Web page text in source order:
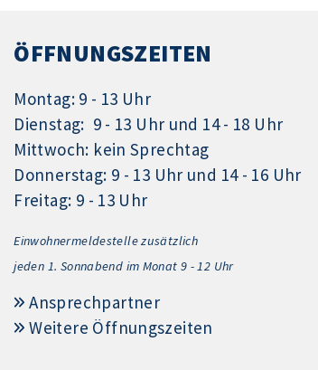
ÖFFNUNGSZEITEN
Montag: 9 - 13 Uhr
Dienstag: 9 - 13 Uhr und 14 - 18 Uhr
Mittwoch: kein Sprechtag
Donnerstag: 9 - 13 Uhr und 14 - 16 Uhr
Freitag: 9 - 13 Uhr
Einwohnermeldestelle zusätzlich
jeden 1. Sonnabend im Monat 9 - 12 Uhr
Ansprechpartner
Weitere Öffnungszeiten